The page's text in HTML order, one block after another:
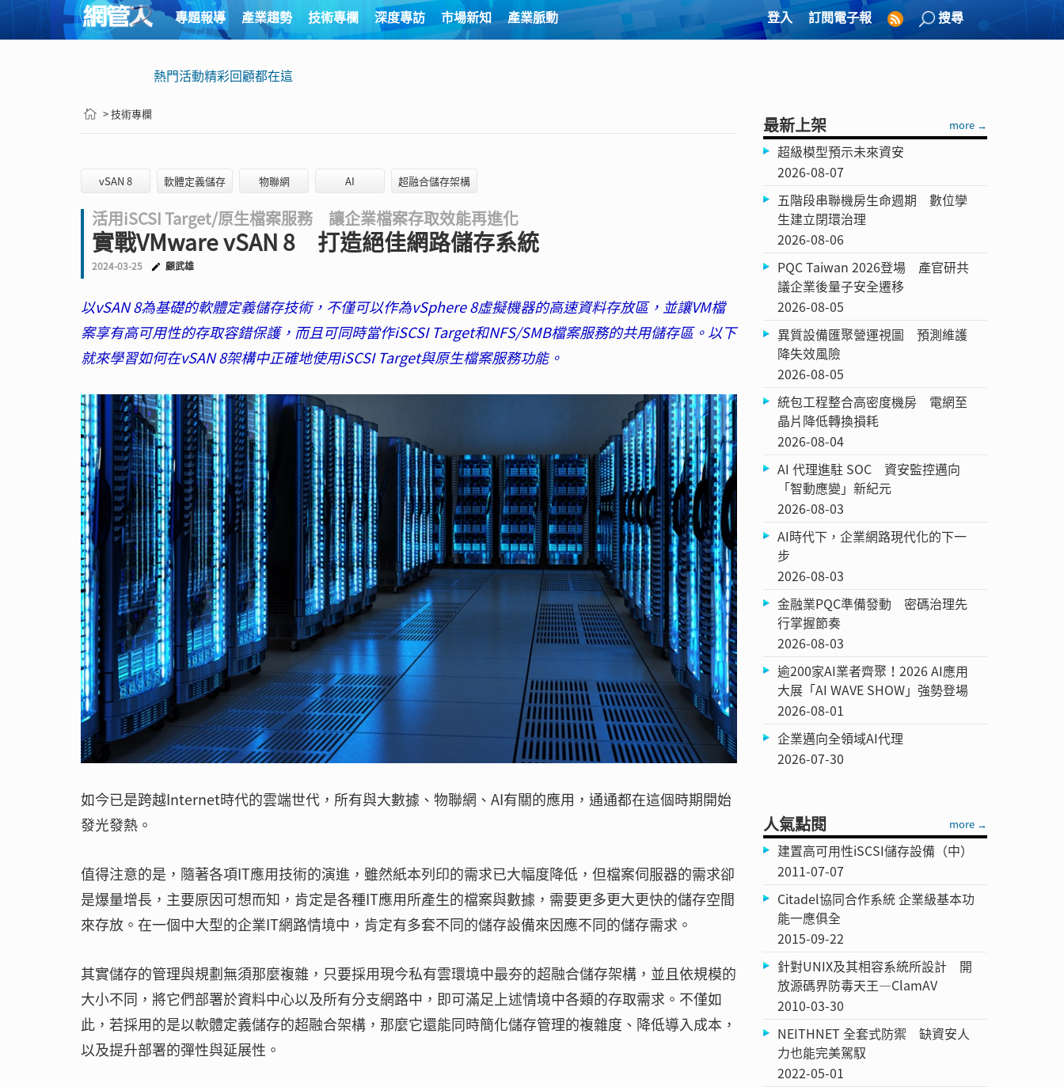
專題報導 產業趨勢 技術專欄 深度專訪 市場新知 產業脈動 登入 訂閱電子報 搜尋
熱門活動精彩回顧都在這
> 技術專欄
vSAN 8 軟體定義儲存 物聯網 AI 超融合儲存架構
活用iSCSI Target/原生檔案服務 讓企業檔案存取效能再進化
實戰VMware vSAN 8 打造絕佳網路儲存系統
2024-03-25 顧武雄
以vSAN 8為基礎的軟體定義儲存技術，不僅可以作為vSphere 8虛擬機器的高速資料存放區，並讓VM檔
案享有高可用性的存取容錯保護，而且可同時當作iSCSI Target和NFS/SMB檔案服務的共用儲存區。以下
就來學習如何在vSAN 8架構中正確地使用iSCSI Target與原生檔案服務功能。
如今已是跨越Internet時代的雲端世代，所有與大數據、物聯網、AI有關的應用，通通都在這個時期開始
發光發熱。
值得注意的是，隨著各項IT應用技術的演進，雖然紙本列印的需求已大幅度降低，但檔案伺服器的需求卻
是爆量增長，主要原因可想而知，肯定是各種IT應用所產生的檔案與數據，需要更多更大更快的儲存空間
來存放。在一個中大型的企業IT網路情境中，肯定有多套不同的儲存設備來因應不同的儲存需求。
其實儲存的管理與規劃無須那麼複雜，只要採用現今私有雲環境中最夯的超融合儲存架構，並且依規模的
大小不同，將它們部署於資料中心以及所有分支網路中，即可滿足上述情境中各類的存取需求。不僅如
此，若採用的是以軟體定義儲存的超融合架構，那麼它還能同時簡化儲存管理的複雜度、降低導入成本，
以及提升部署的彈性與延展性。
最新上架 more →
超級模型預示未來資安
2026-08-07
五階段串聯機房生命週期 數位孿
生建立閉環治理
2026-08-06
PQC Taiwan 2026登場 產官研共
議企業後量子安全遷移
2026-08-05
異質設備匯聚營運視圖 預測維護
降失效風險
2026-08-05
統包工程整合高密度機房 電網至
晶片降低轉換損耗
2026-08-04
AI 代理進駐 SOC 資安監控邁向
「智動應變」新紀元
2026-08-03
AI時代下，企業網路現代化的下一
步
2026-08-03
金融業PQC準備發動 密碼治理先
行掌握節奏
2026-08-03
逾200家AI業者齊聚！2026 AI應用
大展「AI WAVE SHOW」強勢登場
2026-08-01
企業邁向全領域AI代理
2026-07-30
人氣點閱 more →
建置高可用性iSCSI儲存設備（中）
2011-07-07
Citadel協同合作系統 企業級基本功
能一應俱全
2015-09-22
針對UNIX及其相容系統所設計 開
放源碼界防毒天王—ClamAV
2010-03-30
NEITHNET 全套式防禦 缺資安人
力也能完美駕馭
2022-05-01